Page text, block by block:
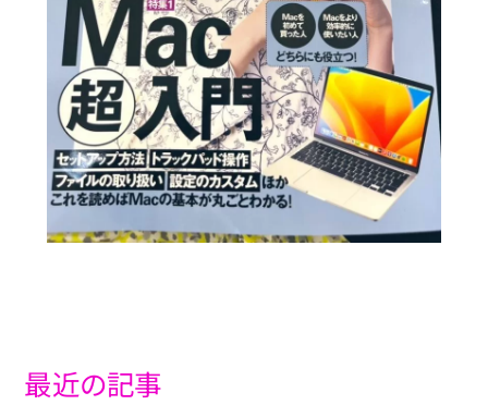
最近の記事